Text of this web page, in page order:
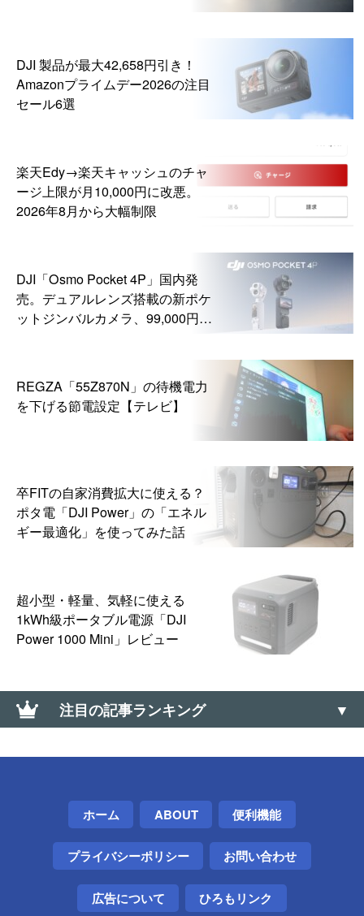
DJI 製品が最大42,658円引き！
Amazonプライムデー2026の注目
セール6選
楽天Edy→楽天キャッシュのチャ
ージ上限が月10,000円に改悪。
2026年8月から大幅制限
DJI「Osmo Pocket 4P」国内発
売。デュアルレンズ搭載の新ポケ
ットジンバルカメラ、99,000円か
REGZA「55Z870N」の待機電力
を下げる節電設定【テレビ】
卒FITの自家消費拡大に使える？
ポタ電「DJI Power」の「エネル
ギー最適化」を使ってみた話
超小型・軽量、気軽に使える
1kWh級ポータブル電源「DJI
Power 1000 Mini」レビュー
注目の記事ランキング
【0570】高額な「ナビダイヤル」に安く電話を掛け
る方法【通話料】
ホーム ABOUT 便利機能
プライバシーポリシー お問い合わせ
広告について ひろもリンク